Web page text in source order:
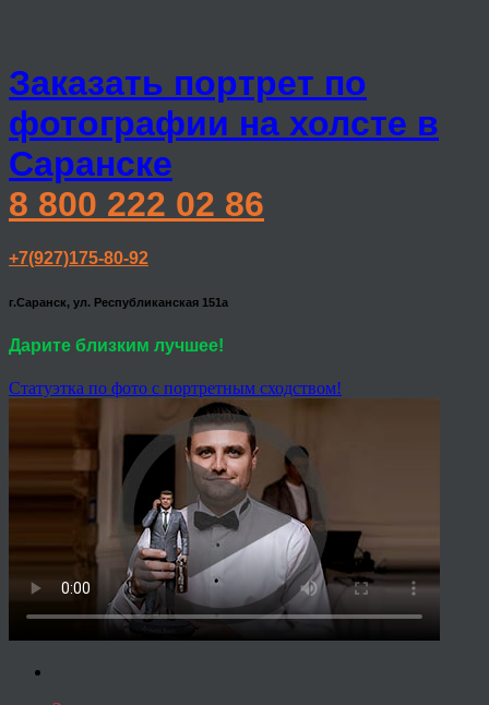
Заказать портрет по
фотографии на холсте в
Саранске
8 800 222 02 86
+7(927)175-80-92
г.Саранск, ул. Республиканская 151а
Дарите близким лучшее!
Статуэтка по фото с портретным сходством!